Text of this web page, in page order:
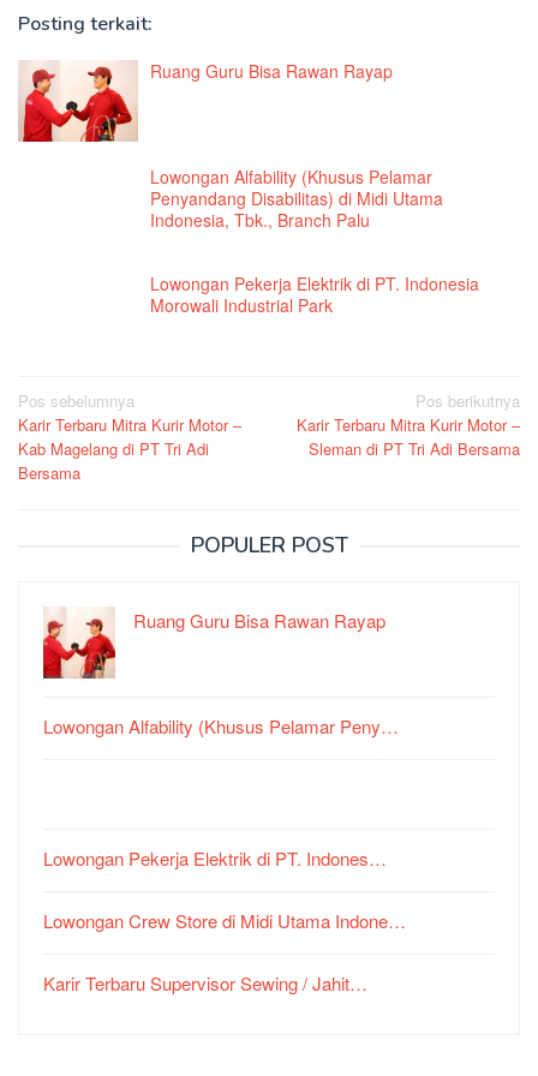
Posting terkait:
Ruang Guru Bisa Rawan Rayap
Lowongan Alfability (Khusus Pelamar
Penyandang Disabilitas) di Midi Utama
Indonesia, Tbk., Branch Palu
Lowongan Pekerja Elektrik di PT. Indonesia
Morowali Industrial Park
Navigasi
pos
Pos sebelumnya
Karir Terbaru Mitra Kurir Motor –
Kab Magelang di PT Tri Adi
Bersama
Pos berikutnya
Karir Terbaru Mitra Kurir Motor –
Sleman di PT Tri Adi Bersama
POPULER POST
Ruang Guru Bisa Rawan Rayap
Lowongan Alfability (Khusus Pelamar Peny…
Lowongan Pekerja Elektrik di PT. Indones…
Lowongan Crew Store di Midi Utama Indone…
Karir Terbaru Supervisor Sewing / Jahit…